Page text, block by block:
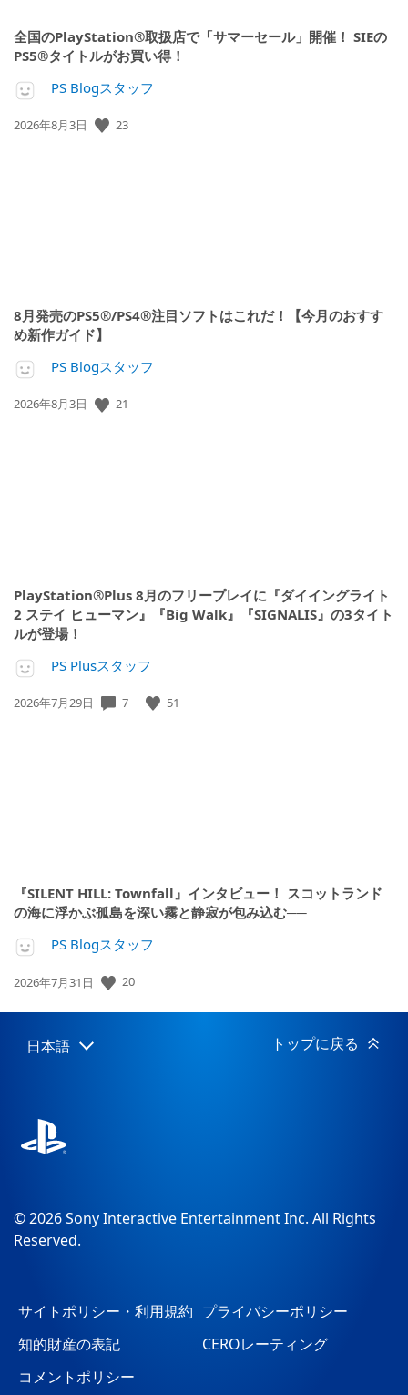
全国のPlayStation®取扱店で「サマーセール」開催！ SIEの
PS5®タイトルがお買い得！
PS Blogスタッフ
公
2026年8月3日 23
8月発売のPS5®/PS4®注目ソフトはこれだ！【今月のおすす
め新作ガイド】
PS Blogスタッフ
公
2026年8月3日 21
PlayStation®Plus 8月のフリープレイに『ダイイングライト
2 ステイ ヒューマン』『Big Walk』『SIGNALIS』の3タイト
ルが登場！
PS Plusスタッフ
公
2026年7月29日 7 51
『SILENT HILL: Townfall』インタビュー！ スコットランド
の海に浮かぶ孤島を深い霧と静寂が包み込む──
PS Blogスタッフ
公
日:
2026年7月31日 20
Select
Current
日本語 トップに戻る
© 2026 Sony Interactive Entertainment Inc. All Rights
Reserved.
サイトポリシー・利用規約 プライバシーポリシー
知的財産の表記
CEROレーティング
コメントポリシー